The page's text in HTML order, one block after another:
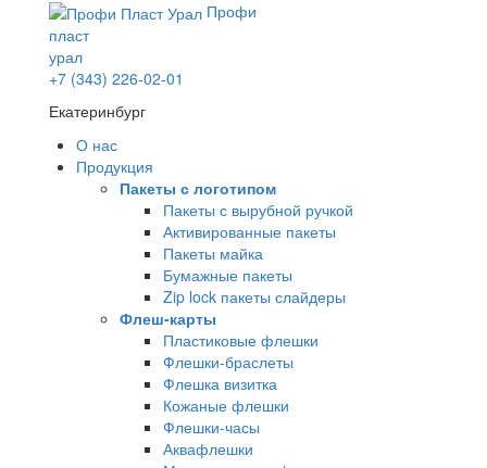
Профи
пласт
урал
+7 (343) 226-02-01
Екатеринбург
О нас
Продукция
Пакеты с логотипом
Пакеты с вырубной ручкой
Активированные пакеты
Пакеты майка
Бумажные пакеты
Zip lock пакеты слайдеры
Флеш-карты
Пластиковые флешки
Флешки-браслеты
Флешка визитка
Кожаные флешки
Флешки-часы
Аквафлешки